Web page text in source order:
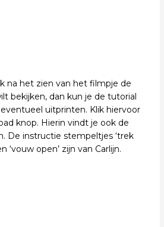
na het zien van het filmpje de
bekijken, dan kun je de tutorial
uitprinten. Klik hiervoor
knop. Hierin vindt je ook de
De instructie stempeltjes ‘trek
‘vouw open’ zijn van Carlijn.